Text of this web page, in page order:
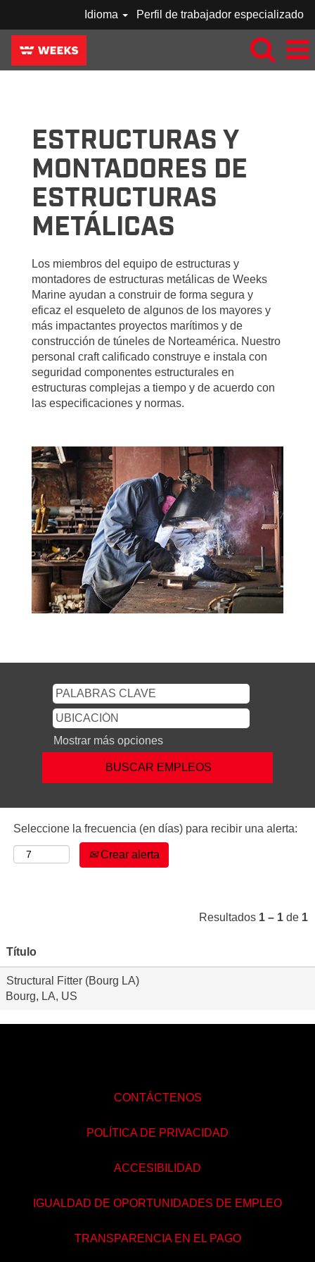
Idioma Perfil de trabajador especializado
HERREROS
ESTRUCTURAS Y
MONTADORES DE
ESTRUCTURAS
METÁLICAS
Los miembros del equipo de estructuras y
montadores de estructuras metálicas de Weeks
Marine ayudan a construir de forma segura y
eficaz el esqueleto de algunos de los mayores y
más impactantes proyectos marítimos y de
construcción de túneles de Norteamérica. Nuestro
personal craft calificado construye e instala con
seguridad componentes estructurales en
estructuras complejas a tiempo y de acuerdo con
las especificaciones y normas.
Mostrar más opciones
Seleccione la frecuencia (en días) para recibir una alerta:
Crear alerta
Resultados 1 – 1 de 1
Título
Structural Fitter (Bourg LA)
Bourg, LA, US
CONTÁCTENOS
POLÍTICA DE PRIVACIDAD
ACCESIBILIDAD
IGUALDAD DE OPORTUNIDADES DE EMPLEO
TRANSPARENCIA EN EL PAGO